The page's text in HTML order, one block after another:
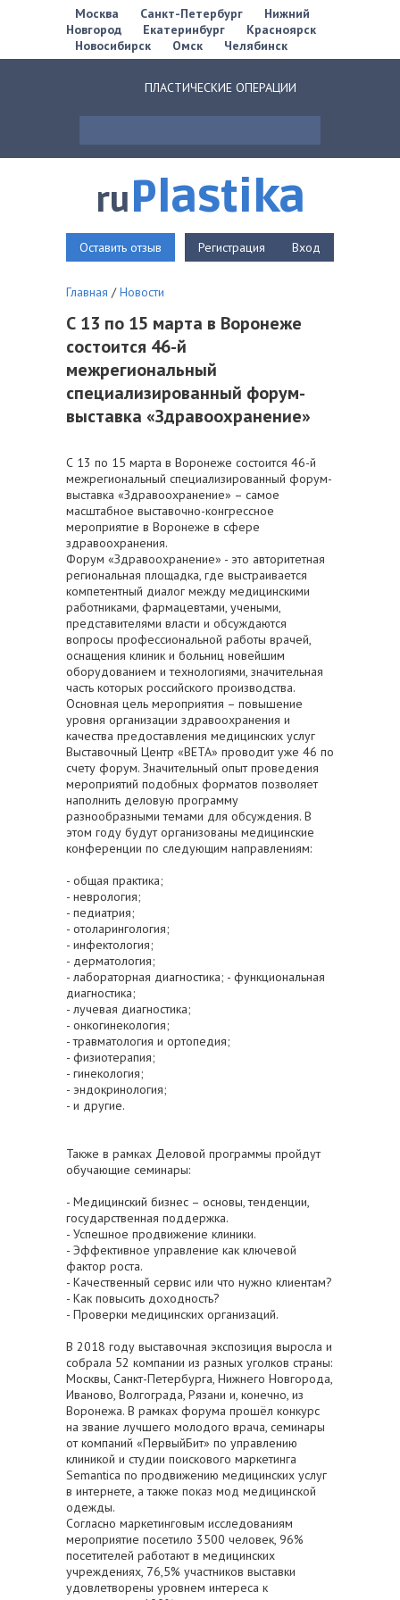
Москва Санкт-Петербург
Нижний
Новгород
Екатеринбург
Красноярск
Новосибирск
Омск Челябинск
ПЛАСТИЧЕСКИЕ ОПЕРАЦИИ
ruPlastika
Оставить отзыв Регистрация Вход
Главная / Новости
С 13 по 15 марта в Воронеже
состоится 46-й
межрегиональный
специализированный форум-
выставка «Здравоохранение»
С 13 по 15 марта в Воронеже состоится 46-й
межрегиональный специализированный форум-
выставка «Здравоохранение» – самое
масштабное выставочно-конгрессное
мероприятие в Воронеже в сфере
здравоохранения.
Форум «Здравоохранение» - это авторитетная
региональная площадка, где выстраивается
компетентный диалог между медицинскими
работниками, фармацевтами, учеными,
представителями власти и обсуждаются
вопросы профессиональной работы врачей,
оснащения клиник и больниц новейшим
оборудованием и технологиями, значительная
часть которых российского производства.
Основная цель мероприятия – повышение
уровня организации здравоохранения и
качества предоставления медицинских услуг
Выставочный Центр «ВЕТА» проводит уже 46 по
счету форум. Значительный опыт проведения
мероприятий подобных форматов позволяет
наполнить деловую программу
разнообразными темами для обсуждения. В
этом году будут организованы медицинские
конференции по следующим направлениям:
- общая практика;
- неврология;
- педиатрия;
- отоларингология;
- инфектология;
- дерматология;
- лабораторная диагностика; - функциональная
диагностика;
- лучевая диагностика;
- онкогинекология;
- травматология и ортопедия;
- физиотерапия;
- гинекология;
- эндокринология;
- и другие.
Также в рамках Деловой программы пройдут
обучающие семинары:
- Медицинский бизнес – основы, тенденции,
государственная поддержка.
- Успешное продвижение клиники.
- Эффективное управление как ключевой
фактор роста.
- Качественный сервис или что нужно клиентам?
- Как повысить доходность?
- Проверки медицинских организаций.
В 2018 году выставочная экспозиция выросла и
собрала 52 компании из разных уголков страны:
Москвы, Санкт-Петербурга, Нижнего Новгорода,
Иваново, Волгограда, Рязани и, конечно, из
Воронежа. В рамках форума прошёл конкурс
на звание лучшего молодого врача, семинары
от компаний «ПервыйБит» по управлению
клиникой и студии поискового маркетинга
Semantica по продвижению медицинских услуг
в интернете, а также показ мод медицинской
одежды.
Согласно маркетинговым исследованиям
мероприятие посетило 3500 человек, 96%
посетителей работают в медицинских
учреждениях, 76,5% участников выставки
удовлетворены уровнем интереса к